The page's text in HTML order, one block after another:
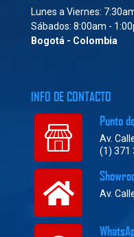
Lunes a Viernes:
Sábados: 8:00am -
Bogotá - Colombia
INFO DE CONTACTO
Punto
Av.
(1) 371
Av.